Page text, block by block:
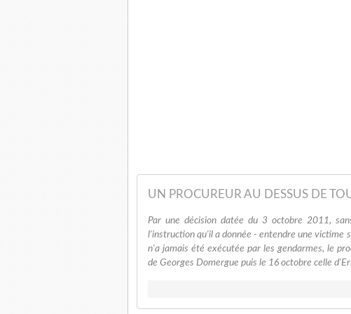
UN PROCUREUR AU DESSUS DE
Par une décision datée du 3 octobre 2011,
l'instruction qu'il a donnée - entendre une victime
n'a jamais été exécutée par les gendarmes, le
de Georges Domergue puis le 16 octobre celle